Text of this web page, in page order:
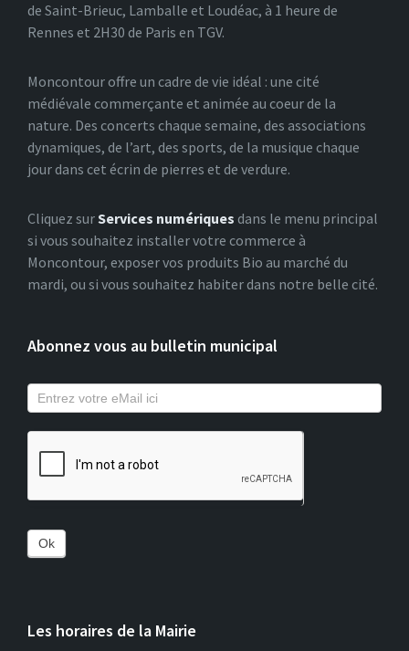
de Saint-Brieuc, Lamballe et Loudéac, à 1 heure de
Rennes et 2H30 de Paris en TGV.
Moncontour offre un cadre de vie idéal : une cité
médiévale commerçante et animée au coeur de la
nature. Des concerts chaque semaine, des associations
dynamiques, de l’art, des sports, de la musique chaque
jour dans cet écrin de pierres et de verdure.
Cliquez surServices numériques dans le menu principal
si vous souhaitez installer votre commerce à
Moncontour, exposer vos produits Bio au marché du
mardi, ou si vous souhaitez habiter dans notre belle cité.
Abonnez vous au bulletin municipal
Ok
Les horaires de la Mairie